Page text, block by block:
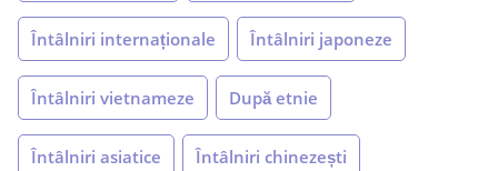
Întâlniri internaționale Întâlniri japoneze
Întâlniri vietnameze După etnie
Întâlniri asiatice Întâlniri chinezești